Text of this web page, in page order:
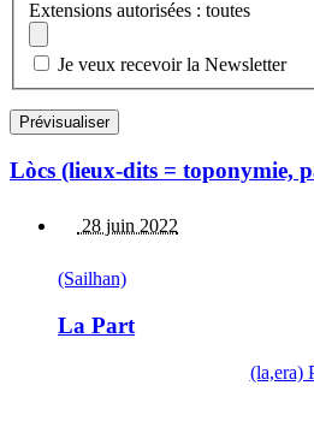
Extensions autorisées : toutes
Je veux recevoir la Newsletter
Lòcs (lieux-dits = toponymie,
28 juin 2022
(Sailhan)
La Part
(la,era)